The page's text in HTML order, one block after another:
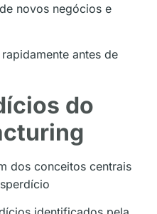
novos negócios e
antes de
do
dos conceitos centrais